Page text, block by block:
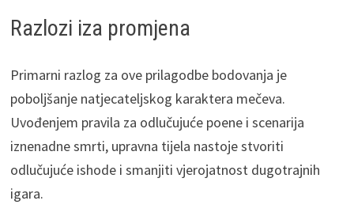
Razlozi iza promjena
Primarni razlog za ove prilagodbe bodovanja je
poboljšanje natjecateljskog karaktera mečeva.
Uvođenjem pravila za odlučujuće poene i scenarija
iznenadne smrti, upravna tijela nastoje stvoriti
odlučujuće ishode i smanjiti vjerojatnost dugotrajnih
igara.